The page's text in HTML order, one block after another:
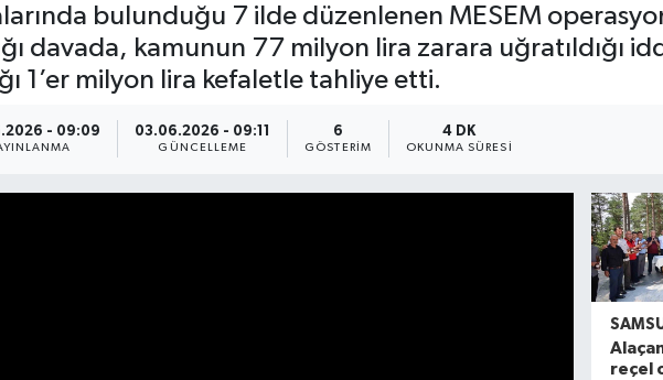
bulunduğu 7 ilde düzenlenen MESEM
davada, kamunun 77 milyon lira zarara uğratıldığı
1’er milyon lira kefaletle tahliye etti.
- 09:09 03.06.2026 - 09:11
GÜNCELLEME
6
GÖSTERIM
4 DK
OKUNMA SÜRESI
reçel